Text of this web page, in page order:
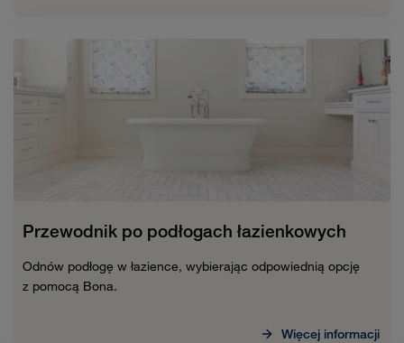
Przewodnik po podłogach łazienkowych
Odnów podłogę w łazience, wybierając odpowiednią opcję
z pomocą Bona.
Więcej informacji